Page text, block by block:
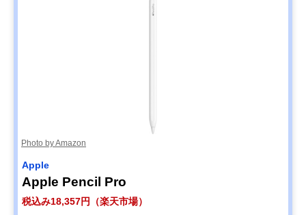
Photo by Amazon
Apple
Apple Pencil Pro
税込み18,357円（楽天市場）